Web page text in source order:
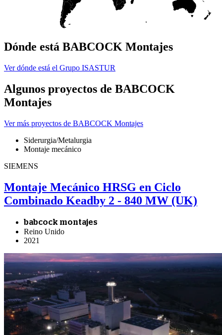
Dónde está BABCOCK Montajes
Ver dónde está el Grupo ISASTUR
Algunos proyectos de BABCOCK
Montajes
Ver más proyectos de BABCOCK Montajes
Siderurgia/Metalurgia
Montaje mecánico
SIEMENS
Montaje Mecánico HRSG en Ciclo
Combinado Keadby 2 - 840 MW (UK)
babcock montajes
Reino Unido
2021